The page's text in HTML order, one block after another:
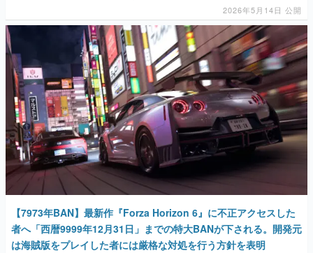
2026年5月14日 公開
【7973年BAN】最新作『Forza Horizon 6』に不正アクセスした
者へ「西暦9999年12月31日」までの特大BANが下される。開発元
は海賊版をプレイした者には厳格な対処を行う方針を表明